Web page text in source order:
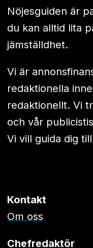
Nöjesguiden är
du kan alltid lita
jämställdhet.
Vi är
redaktionella
redaktionellt. Vi
och vår
Vi vill guida dig
Kontakt
Om oss
Chefredaktör